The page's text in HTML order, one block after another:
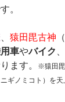
。
猿田毘古神
車やバイク
ます。
※猿田
ギノミコト）を